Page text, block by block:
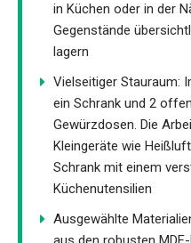
in Küchen oder in der
Gegenstände
lagern
Vielseitiger Stauraum:
ein Schrank und 2
Gewürzdosen. Die
Kleingeräte wie
Schrank mit einem
Küchenutensilien
Ausgewählte